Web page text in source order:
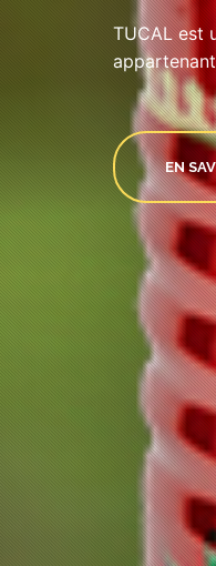
TUCAL est
EN